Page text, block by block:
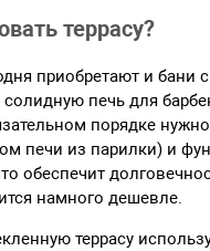
террасу?
приобретают и бани
солидную печь для
порядке
печи из парилки) и
обеспечит
намного дешевле.
террасу